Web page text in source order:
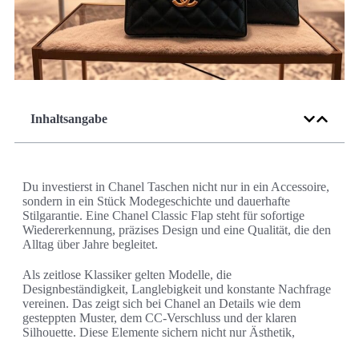
Inhaltsangabe
Du investierst in Chanel Taschen nicht nur in ein Accessoire,
sondern in ein Stück Modegeschichte und dauerhafte
Stilgarantie. Eine Chanel Classic Flap steht für sofortige
Wiedererkennung, präzises Design und eine Qualität, die den
Alltag über Jahre begleitet.
Als zeitlose Klassiker gelten Modelle, die
Designbeständigkeit, Langlebigkeit und konstante Nachfrage
vereinen. Das zeigt sich bei Chanel an Details wie dem
gestepp­ten Muster, dem CC-Verschluss und der klaren
Silhouette. Diese Elemente sichern nicht nur Ästhetik,